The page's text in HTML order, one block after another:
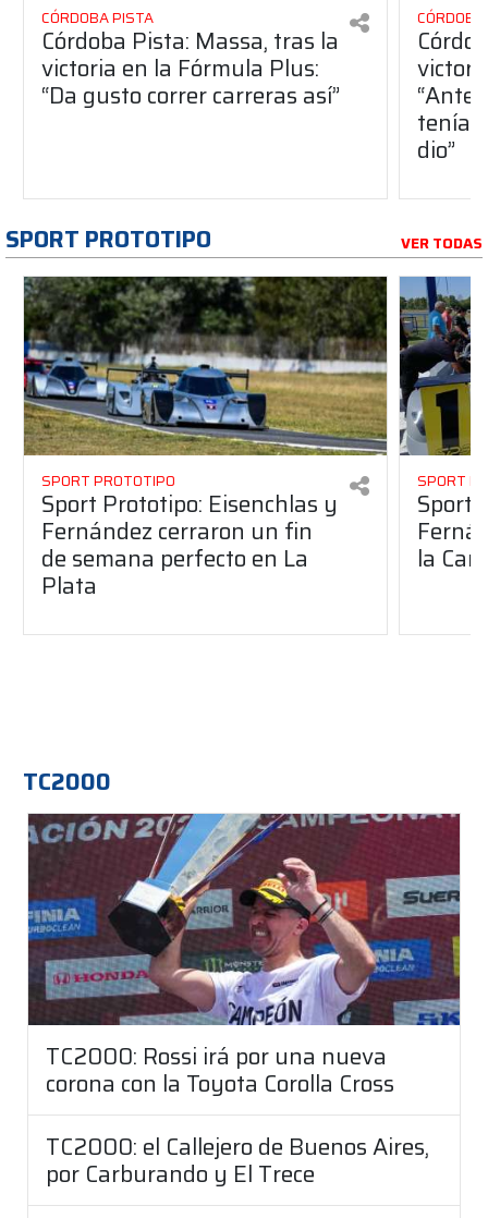
CÓRDOBA PISTA
Córdoba Pista: Massa, tras la
victoria en la Fórmula Plus:
“Da gusto correr carreras así”
dio”
SPORT PROTOTIPO VER TODAS
SPORT PROTOTIPO
Sport Prototipo: Eisenchlas y
Fernández cerraron un fin
de semana perfecto en La
Plata
SPORT
Sport
la
TC2000
TC2000: Rossi irá por una nueva
corona con la Toyota Corolla Cross
TC2000: el Callejero de Buenos Aires,
por Carburando y El Trece